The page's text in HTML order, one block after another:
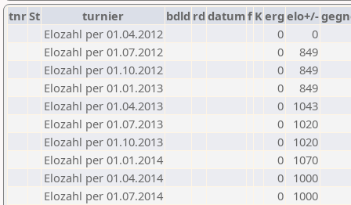
tnrSt turnier bdld rd datumf Kerg elo+/-
Elozahl per 01.04.2012
0
0
Elozahl per 01.07.2012
0
849
Elozahl per 01.10.2012
0
849
Elozahl per 01.01.2013
0
849
Elozahl per 01.04.2013
0
1043
Elozahl per 01.07.2013
0
1020
Elozahl per 01.10.2013
0
1020
Elozahl per 01.01.2014
0
1070
Elozahl per 01.04.2014
0
1000
Elozahl per 01.07.2014
0
1000